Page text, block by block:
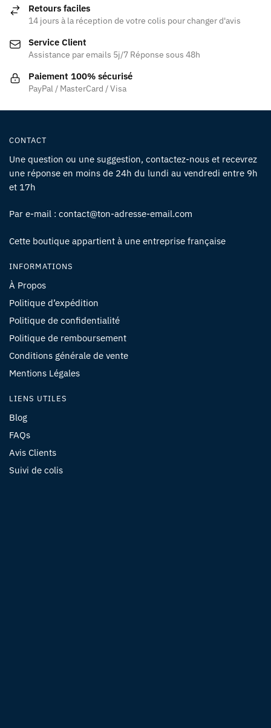
Retours faciles
14 jours à la réception de votre colis pour changer d'avis
Service Client
Assistance par emails 5j/7 Réponse sous 48h
Paiement 100% sécurisé
PayPal / MasterCard / Visa
CONTACT
Une question ou une suggestion, contactez-nous et recevrez
une réponse en moins de 24h du lundi au vendredi entre 9h
et 17h
Par e-mail : contact@ton-adresse-email.com
Cette boutique appartient à une entreprise française
INFORMATIONS
À Propos
Politique d’expédition
Politique de confidentialité
Politique de remboursement
Conditions générale de vente
Mentions Légales
LIENS UTILES
Blog
FAQs
Avis Clients
Suivi de colis